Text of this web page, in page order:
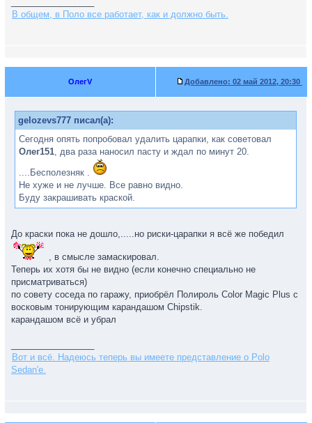
В общем, в Поло все работает, как и должно быть.
ОлегV Добавлено: 02 май 2012, 20:30
gelozevs777 писал(а):
Сегодня опять попробовал удалить царапки, как советовал
Олег151, два раза наносил пасту и ждал по минут 20.
....Бесполезняк .
Не хуже и не лучше. Все равно видно.
Буду закрашивать краской.
До краски пока не дошло,.....но риски-царапки я всё же победил
, в смысле замаскировал.
Теперь их хотя бы не видно (если конечно специально не
присматриваться)
по совету соседа по гаражу, приобрёл Полироль Color Magic Plus с
восковым тонирующим карандашом Chipstik.
карандашом всё и убрал
Вот и всё. Надеюсь теперь вы имеете представление о Polo
Sedan'е.